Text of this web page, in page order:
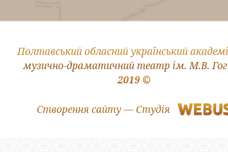
2019 ©
Полтавський обласний український
музично-драматичний театр ім. М.В.
Створення сайту — Студія